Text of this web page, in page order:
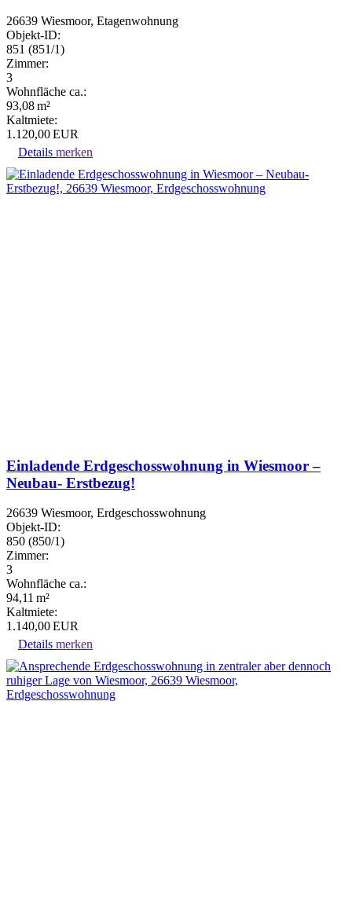
26639 Wiesmoor, Etagenwohnung
Objekt-ID:
851 (851/1)
Zimmer:
3
Wohnfläche ca.:
93,08 m²
Kaltmiete:
1.120,00 EUR
Details merken
Einladende Erdgeschosswohnung in Wiesmoor –
Neubau- Erstbezug!
26639 Wiesmoor, Erdgeschosswohnung
Objekt-ID:
850 (850/1)
Zimmer:
3
Wohnfläche ca.:
94,11 m²
Kaltmiete:
1.140,00 EUR
Details merken